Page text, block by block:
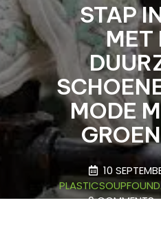
STAP
MET
MODE
10
0 COMMENTS